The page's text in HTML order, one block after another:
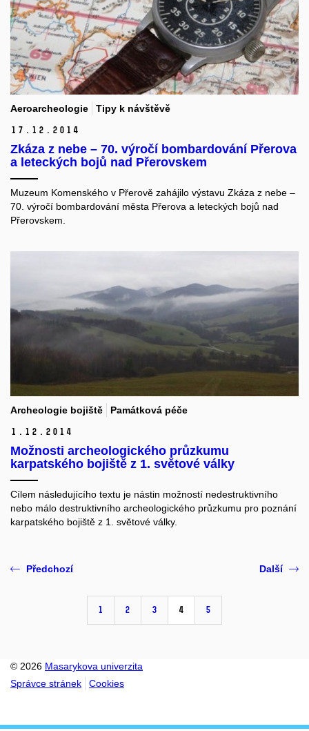
Aeroarcheologie Tipy k návštěvě
17. 12. 2014
Zkáza z nebe – 70. výročí bombardování Přerova
a leteckých bojů nad Přerovskem
Muzeum Komenského v Přerově zahájilo výstavu Zkáza z nebe –
70. výročí bombardování města Přerova a leteckých bojů nad
Přerovskem.
Archeologie bojiště Památková péče
1. 12. 2014
Možnosti archeologického průzkumu
karpatského bojiště z 1. světové války
Cílem následujícího textu je nástin možností nedestruktivního
nebo málo destruktivního archeologického průzkumu pro poznání
karpatského bojiště z 1. světové války.
Předchozí
1 2 3 4 5
Další
© 2026 Masarykova univerzita
Správce stránek
Cookies